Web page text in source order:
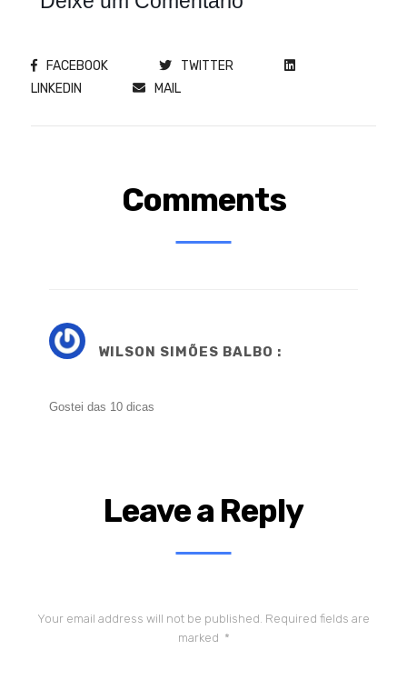
FACEBOOK
TWITTER
LINKEDIN
MAIL
Comments
WILSON SIMÕES BALBO :
Gostei das 10 dicas
Leave a Reply
Your email address will not be published. Required fields are
marked *